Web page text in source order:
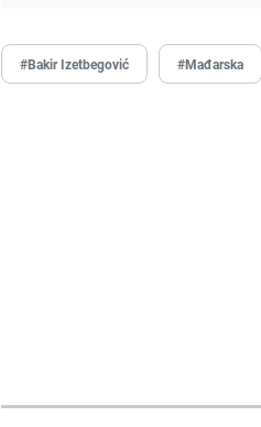
#Bakir Izetbegović #Mađarska